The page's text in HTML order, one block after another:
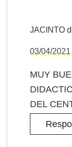
JACINTO
03/04/
MUY
DEL